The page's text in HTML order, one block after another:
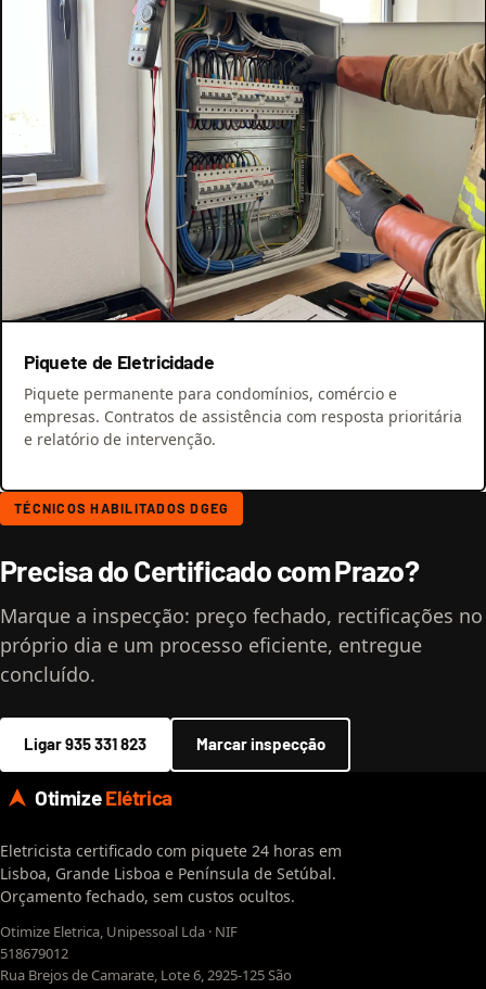
Piquete de Eletricidade
Piquete permanente para condomínios, comércio e
empresas. Contratos de assistência com resposta prioritária
e relatório de intervenção.
TÉCNICOS HABILITADOS DGEG
Precisa do Certificado com Prazo?
Marque a inspecção: preço fechado, rectificações no
próprio dia e um processo eficiente, entregue
concluído.
Ligar 935 331 823 Marcar inspecção
OtimizeElétrica
Eletricista certificado com piquete 24 horas em
Lisboa, Grande Lisboa e Península de Setúbal.
Orçamento fechado, sem custos ocultos.
Otimize Eletrica, Unipessoal Lda · NIF
518679012
Rua Brejos de Camarate, Lote 6, 2925-125 São